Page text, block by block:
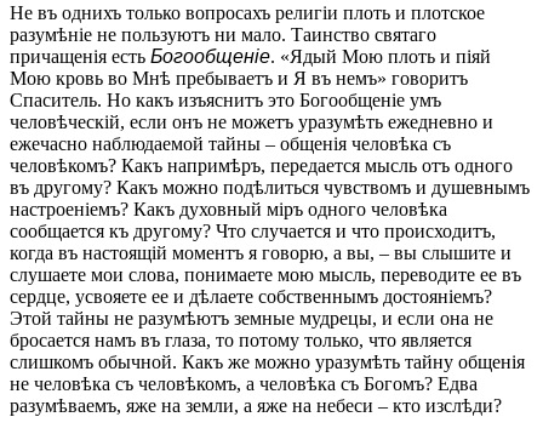
Не въ однихъ только вопросахъ религіи плоть и плотское
разумѣніе не пользуютъ ни мало. Таинство святаго
причащенія есть Богообщеніе. «Ядый Мою плоть и піяй
Мою кровь во Мнѣ пребываетъ и Я въ немъ» говоритъ
Спаситель. Но какъ изъяснитъ это Богообщеніе умъ
человѣческій, если онъ не можетъ уразумѣть ежедневно и
ежечасно наблюдаемой тайны – общенія человѣка съ
человѣкомъ? Какъ напримѣръ, передается мысль отъ одного
въ другому? Какъ можно подѣлиться чувствомъ и душевнымъ
настроеніемъ? Какъ духовный міръ одного человѣка
сообщается къ другому? Что случается и что происходитъ,
когда въ настоящій моментъ я говорю, а вы, – вы слышите и
слушаете мои слова, понимаете мою мысль, переводите ее въ
сердце, усвояете ее и дѣлаете собственнымъ достояніемъ?
Этой тайны не разумѣютъ земные мудрецы, и если она не
бросается намъ въ глаза, то потому только, что является
слишкомъ обычной. Какъ же можно уразумѣть тайну общенія
не человѣка съ человѣкомъ, а человѣка съ Богомъ? Едва
разумѣваемъ, яже на земли, а яже на небеси – кто изслѣди?